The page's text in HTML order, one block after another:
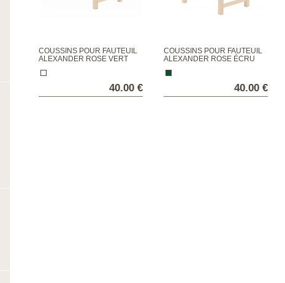
COUSSINS POUR FAUTEUIL
ALEXANDER ROSE VERT
40.00 €
COUSSINS POUR FAUTEUIL
ALEXANDER ROSE ÉCRU
40.00 €